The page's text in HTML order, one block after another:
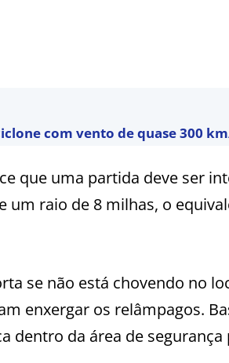
com vento de quase 300
que uma partida deve ser
um raio de 8 milhas, o
se não está chovendo no
enxergar os relâmpagos.
dentro da área de